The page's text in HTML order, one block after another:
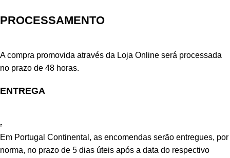
PROCESSAMENTO
A compra promovida através da Loja Online será processada
no prazo de 48 horas.
ENTREGA
Em Portugal Continental, as encomendas serão entregues, por
norma, no prazo de 5 dias úteis após a data do respectivo